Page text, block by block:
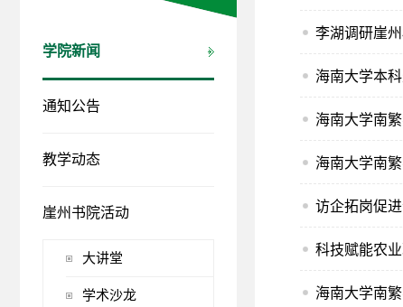
学院新闻
通知公告
教学动态
崖州书院活动
大讲堂
学术沙龙
李湖调研崖
海南大学本
海南大学南
海南大学南
科技赋能农
海南大学南